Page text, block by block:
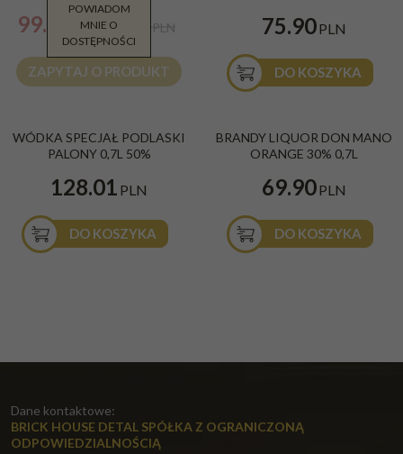
102.00 PLN
99.99 PLN
ZAPYTAJ O PRODUKT
POWIADOM
MNIE O
DOSTĘPNOŚCI
75.90PLN
DO KOSZYKA
WÓDKA SPECJAŁ PODLASKI
PALONY 0,7L 50%
128.01 PLN
DO KOSZYKA
BRANDY LIQUOR DON MANO
ORANGE 30% 0,7L
69.90PLN
DO KOSZYKA
Dane kontaktowe:
BRICK HOUSE DETAL SPÓŁKA Z OGRANICZONĄ
ODPOWIEDZIALNOŚCIĄ